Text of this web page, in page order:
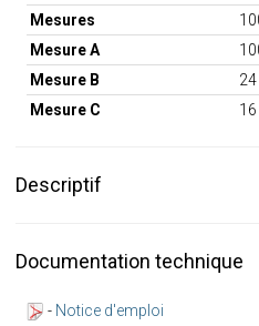
Mesures
Mesure A
Mesure B
Mesure C
Descriptif
Documentation technique
- Notice d'emploi